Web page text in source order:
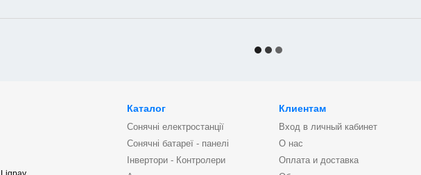
Каталог
Сонячні електростанції
Сонячні батареї - панелі
Інвертори - Контролери
Клиентам
Вход в личный кабинет
О нас
Оплата и доставка